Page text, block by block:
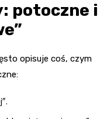
potoczne i
opisuje coś, czym